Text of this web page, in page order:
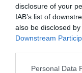
disclosure of your
IAB’s list of
also be disclosed
Downstream
Please note that
Personal Data
Τηλεοπτικά
«Μαγειρέματα»,
Ψηφιακοί
ένα… Τσουνάμι
Αλλαγών: Η
Τράπουλα των